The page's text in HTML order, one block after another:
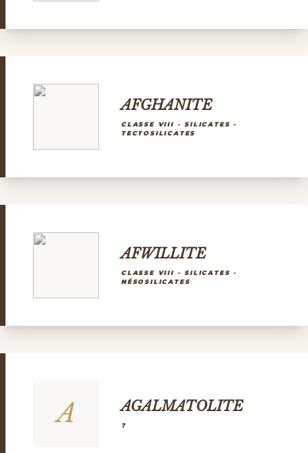
AFGHANITE
CLASSE VIII - SILICATES -
TECTOSILICATES
AFWILLITE
CLASSE VIII - SILICATES -
NÉSOSILICATES
A AGALMATOLITE
?